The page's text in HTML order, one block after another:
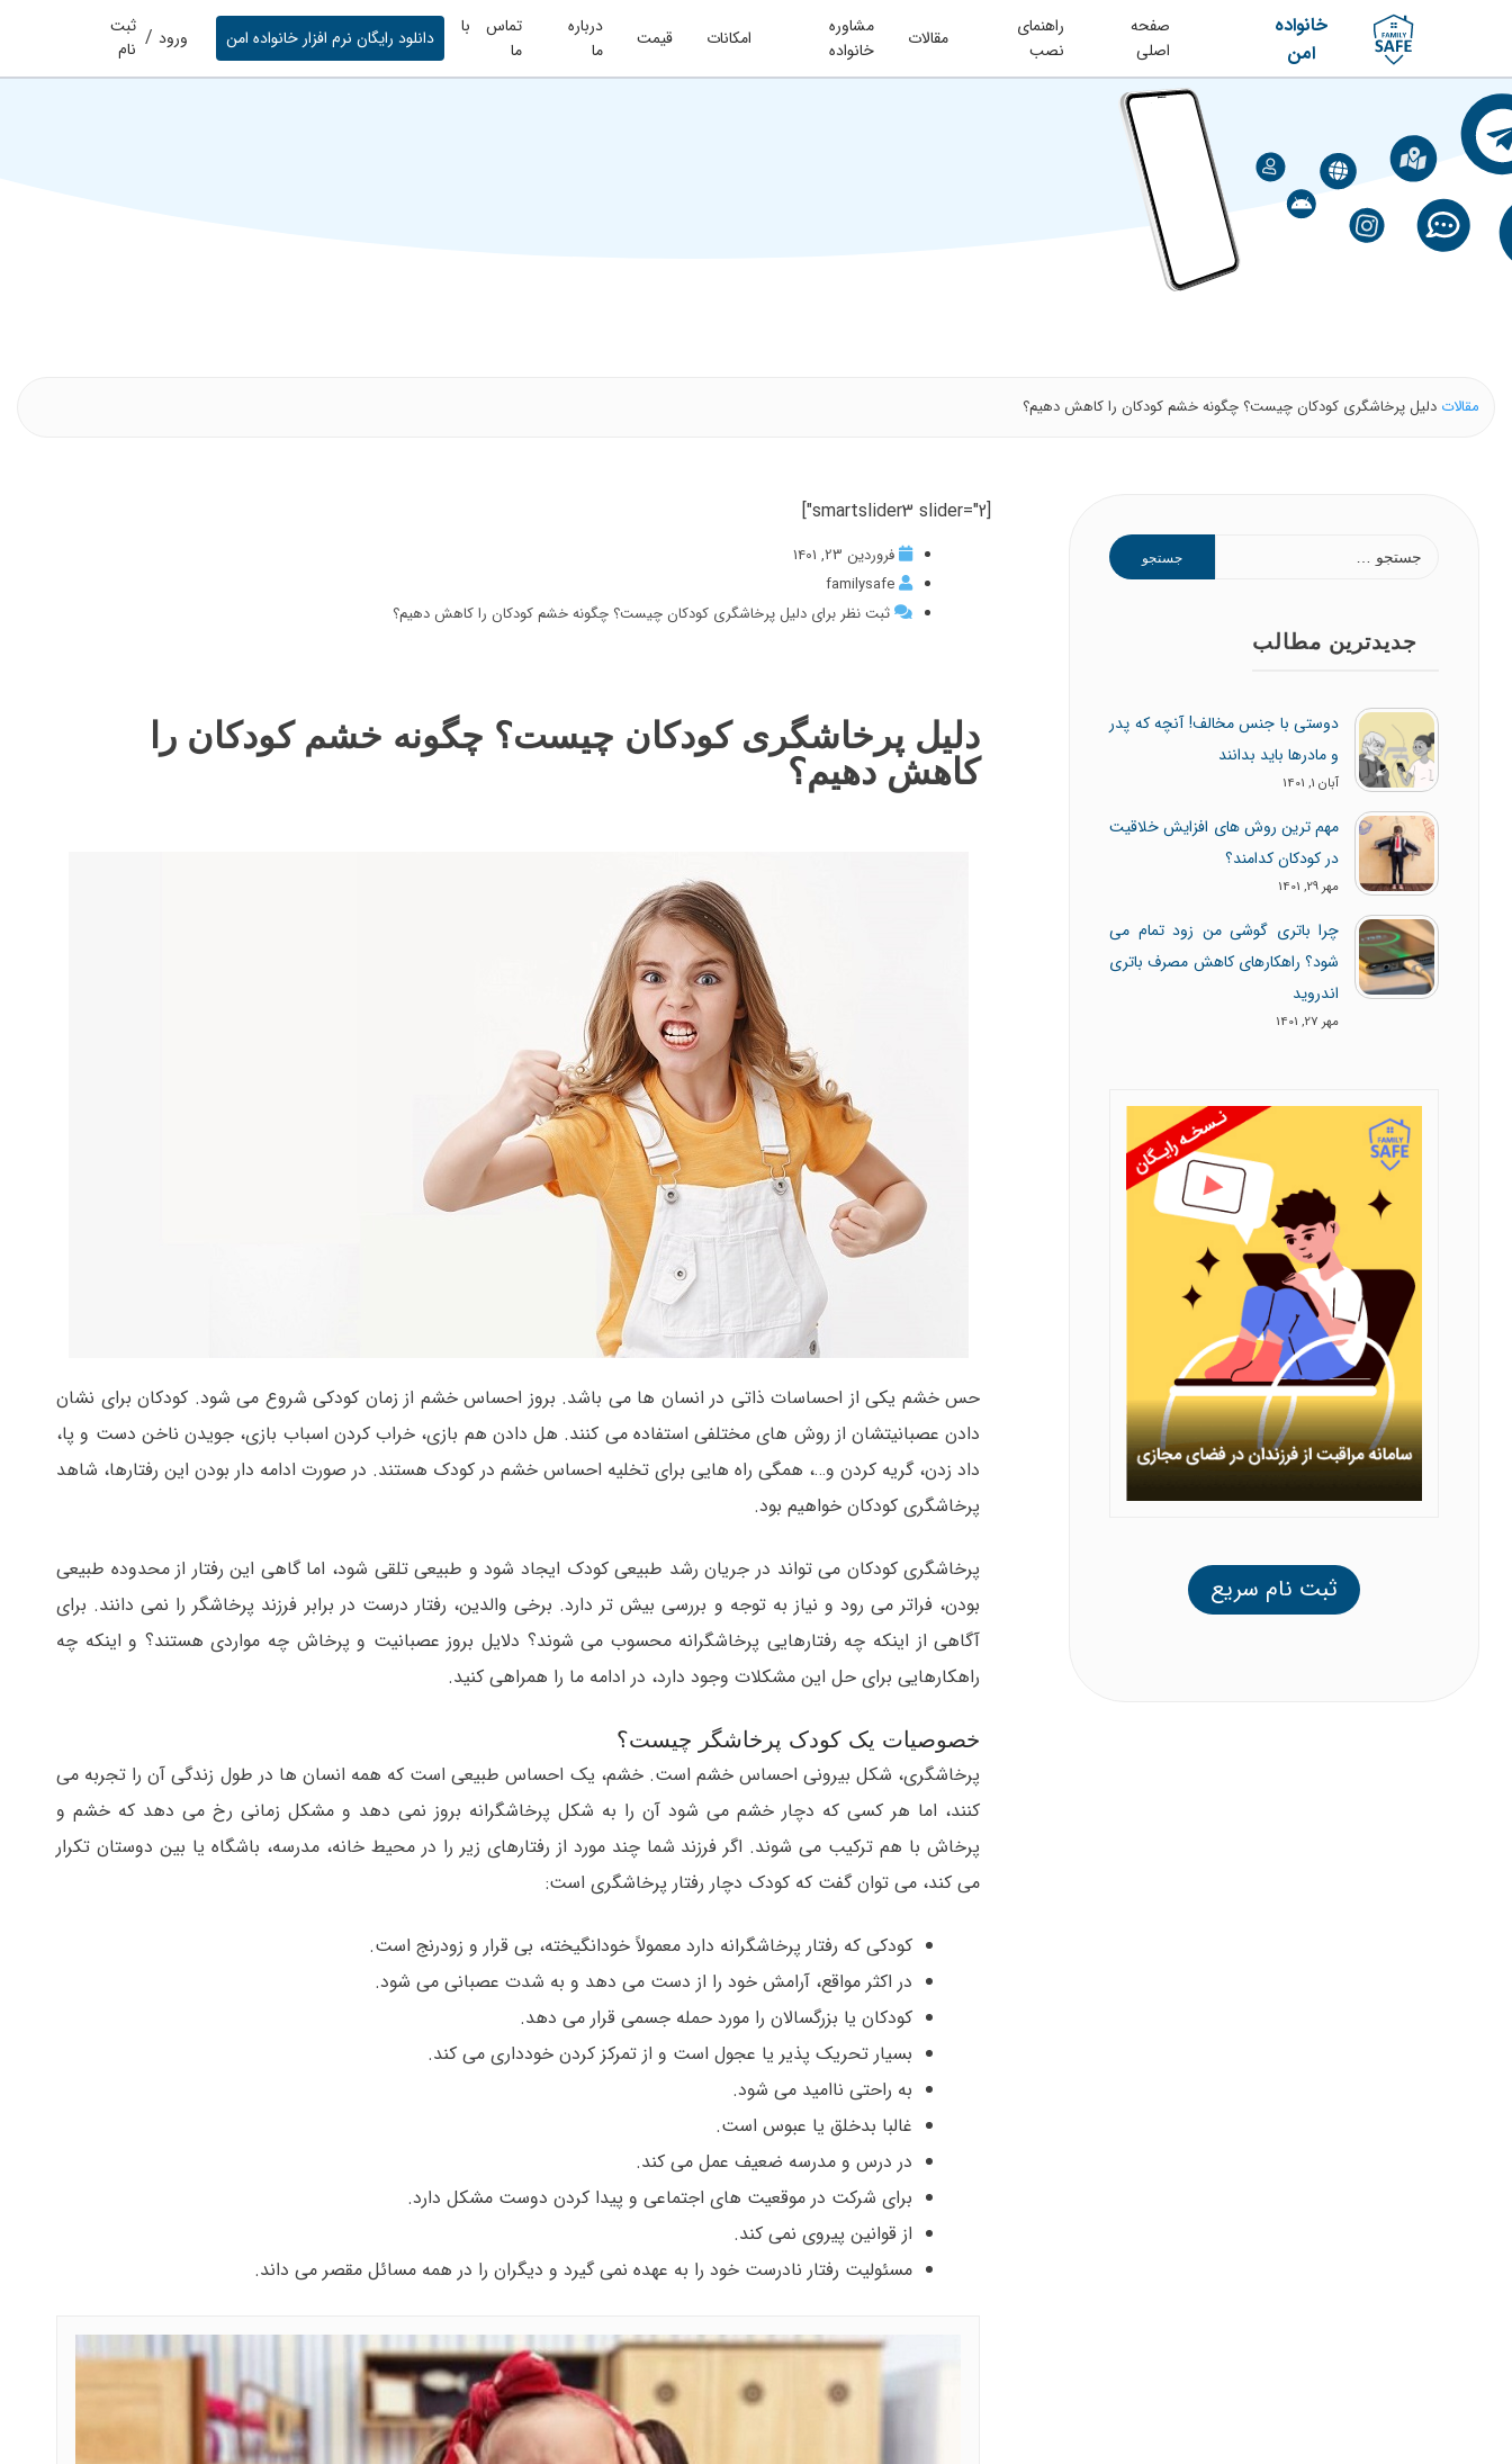
خانواده
امن
صفحه
اصلی
راهنمای
نصب
مقالات
مشاوره
خانواده
امکانات قیمت
درباره
ما
تماس با
ما
دانلود رایگان نرم افزار خانواده امن ورود / ثبت
نام
مقالات دلیل پرخاشگری کودکان چیست؟ چگونه خشم کودکان را کاهش دهیم؟
[smartslider3 slider="2"]
فروردین 23, 1401
familysafe
ثبت نظر برای دلیل پرخاشگری کودکان چیست؟ چگونه خشم کودکان را کاهش دهیم؟
دلیل پرخاشگری کودکان چیست؟ چگونه خشم کودکان را
کاهش دهیم؟
حس خشم یکی از احساسات ذاتی در انسان ها می باشد. بروز احساس خشم از زمان کودکی شروع می شود. کودکان برای نشان
دادن عصبانیتشان از روش های مختلفی استفاده می کنند. هل دادن هم بازی، خراب کردن اسباب بازی، جویدن ناخن دست و پا،
داد زدن، گریه کردن و…، همگی راه هایی برای تخلیه احساس خشم در کودک هستند. در صورت ادامه دار بودن این رفتارها، شاهد
پرخاشگری کودکان خواهیم بود.
پرخاشگری کودکان می تواند در جریان رشد طبیعی کودک ایجاد شود و طبیعی تلقی شود، اما گاهی این رفتار از محدوده طبیعی
بودن، فراتر می رود و نیاز به توجه و بررسی بیش تر دارد. برخی والدین، رفتار درست در برابر فرزند پرخاشگر را نمی دانند. برای
آگاهی از اینکه چه رفتارهایی پرخاشگرانه محسوب می شوند؟ دلایل بروز عصبانیت و پرخاش چه مواردی هستند؟ و اینکه چه
راهکارهایی برای حل این مشکلات وجود دارد، در ادامه ما را همراهی کنید.
خصوصیات یک کودک پرخاشگر چیست؟
پرخاشگری، شکل بیرونی احساس خشم است. خشم، یک احساس طبیعی است که همه انسان ها در طول زندگی آن را تجربه می
کنند، اما هر کسی که دچار خشم می شود آن را به شکل پرخاشگرانه بروز نمی دهد و مشکل زمانی رخ می دهد که خشم و
پرخاش با هم ترکیب می شوند. اگر فرزند شما چند مورد از رفتارهای زیر را در محیط خانه، مدرسه، باشگاه یا بین دوستان تکرار
می کند، می توان گفت که کودک دچار رفتار پرخاشگری است:
کودکی که رفتار پرخاشگرانه دارد معمولاً خودانگیخته، بی قرار و زودرنج است.
در اکثر مواقع، آرامش خود را از دست می دهد و به شدت عصبانی می شود.
کودکان یا بزرگسالان را مورد حمله جسمی قرار می دهد.
بسیار تحریک پذیر یا عجول است و از تمرکز کردن خودداری می کند.
به راحتی ناامید می شود.
غالبا بدخلق یا عبوس است.
در درس و مدرسه ضعیف عمل می کند.
برای شرکت در موقعیت های اجتماعی و پیدا کردن دوست مشکل دارد.
از قوانین پیروی نمی کند.
مسئولیت رفتار نادرست خود را به عهده نمی گیرد و دیگران را در همه مسائل مقصر می داند.
جدیدترین مطالب
دوستی با جنس مخالف! آنچه که پدر
و مادرها باید بدانند
آبان 1, 1401
مهم ترین روش های افزایش خلاقیت
در کودکان کدامند؟
مهر 29, 1401
چرا باتری گوشی من زود تمام می
شود؟ راهکارهای کاهش مصرف باتری
اندروید
مهر 27, 1401
ثبت نام سریع